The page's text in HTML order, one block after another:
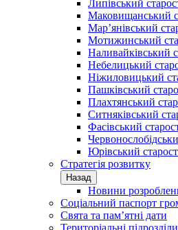
Липівський
Маковищанський
Мар’янівський
Мотижинський
Наливайківський
Небелицький
Ніжиловицький
Пашківський
Плахтянський
Ситняківський
Фасівський
Юрівський
Стратегія розвитку
Назад
Новини
Соціальний паспорт
Свята та пам’ятні дати
Територіальні